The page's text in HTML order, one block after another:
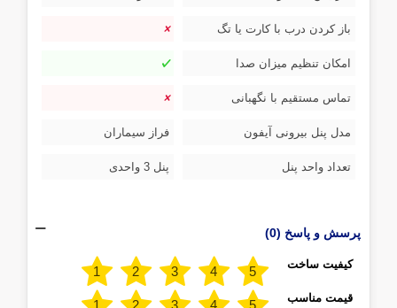
باز کردن درب با کارت یا تگ
امکان تنظیم میزان صدا
تماس مستقیم با نگهبانی
مدل پنل بیرونی آیفون فراز سیماران
تعداد واحد پنل پنل 3 واحدی
پرسش و پاسخ (0)
کیفیت ساخت
قیمت مناسب